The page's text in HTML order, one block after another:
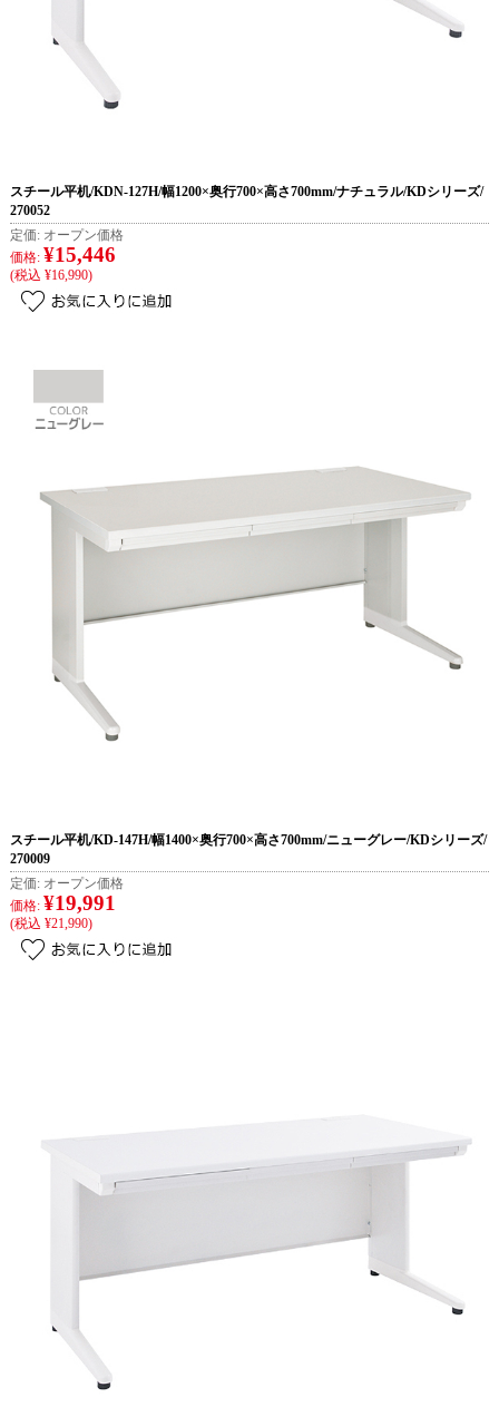
スチール平机/KDN-127H/幅1200×奥行700×高さ700mm/ナチュラル/KDシリーズ/
270052
定価: オープン価格
価格: ¥15,446
(税込 ¥16,990)
スチール平机/KD-147H/幅1400×奥行700×高さ700mm/ニューグレー/KDシリーズ/
270009
定価: オープン価格
価格: ¥19,991
(税込 ¥21,990)